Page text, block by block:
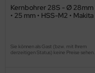
Kernbohrer 28S - Ø 28mm
• 25 mm • HSS-M2 • Makita
Sie können als Gast (bzw. mit Ihrem
derzeitigen Status) keine Preise sehen.